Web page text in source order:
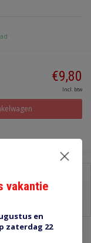
€9,80
Incl. btw
vakantie
en
zaterdag 22